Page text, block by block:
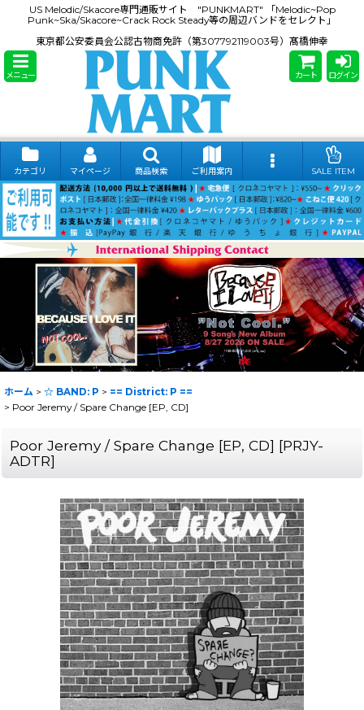
US Melodic/Skacore専門通販サイト "PUNKMART" 「Melodic~Pop
Punk~Ska/Skacore~Crack Rock Steady等の周辺バンドをセレクト」
東京都公安委員会公認古物商免許（第307792119003号）髙橋伸幸
メニュー カート ログイン
カテゴリ マイページ 商品検索 ご利用案内 SALE ITEM
ホーム > ☆ BAND: P > == District: P ==
> Poor Jeremy / Spare Change [EP, CD]
Poor Jeremy / Spare Change [EP, CD] [PRJY-
ADTR]